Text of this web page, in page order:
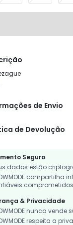
de Envio
de Devolução
Seguro
dados estão
& Privacidade
nunca vende
respeita a